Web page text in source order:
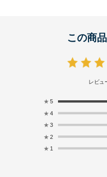
この商
レビュ
★ 5
★ 4
★ 3
★ 2
★ 1